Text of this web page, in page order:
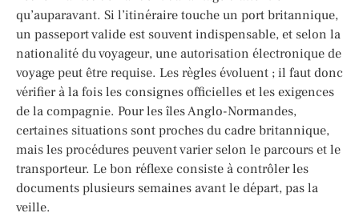
qu’auparavant. Si l’itinéraire touche un port britannique,
un passeport valide est souvent indispensable, et selon la
nationalité du voyageur, une autorisation électronique de
voyage peut être requise. Les règles évoluent ; il faut donc
vérifier à la fois les consignes officielles et les exigences
de la compagnie. Pour les îles Anglo-Normandes,
certaines situations sont proches du cadre britannique,
mais les procédures peuvent varier selon le parcours et le
transporteur. Le bon réflexe consiste à contrôler les
documents plusieurs semaines avant le départ, pas la
veille.